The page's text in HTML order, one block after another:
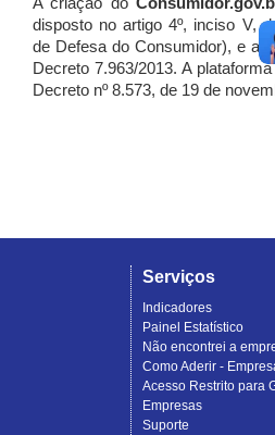
A criação do
disposto no artigo 4º, inciso V,
de Defesa do Consumidor), e
Decreto 7.963/2013. A
Decreto nº 8.573, de 19 de
Serviços
Indicadores
Painel Estatístico
Não encontrei a
Como Aderir -
Acesso Restrito para
Empresas
Suporte